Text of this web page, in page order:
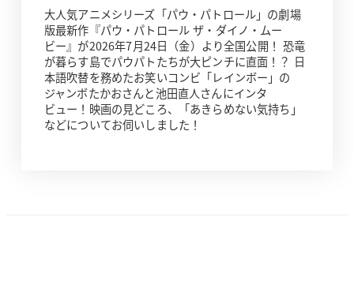
大人気アニメシリーズ「パウ・パトロール」の劇場
版最新作『パウ・パトロール ザ・ダイノ・ムー
ビー』が2026年7月24日（金）より全国公開！ 恐竜
が暮らす島でパウパトたちが大ピンチに直面！？ 日
本語吹替を務めたお笑いコンビ「レインボー」の
ジャンボたかおさんと池田直人さんにインタ
ビュー！映画の見どころ、「あきらめない気持ち」
などについてお伺いしました！